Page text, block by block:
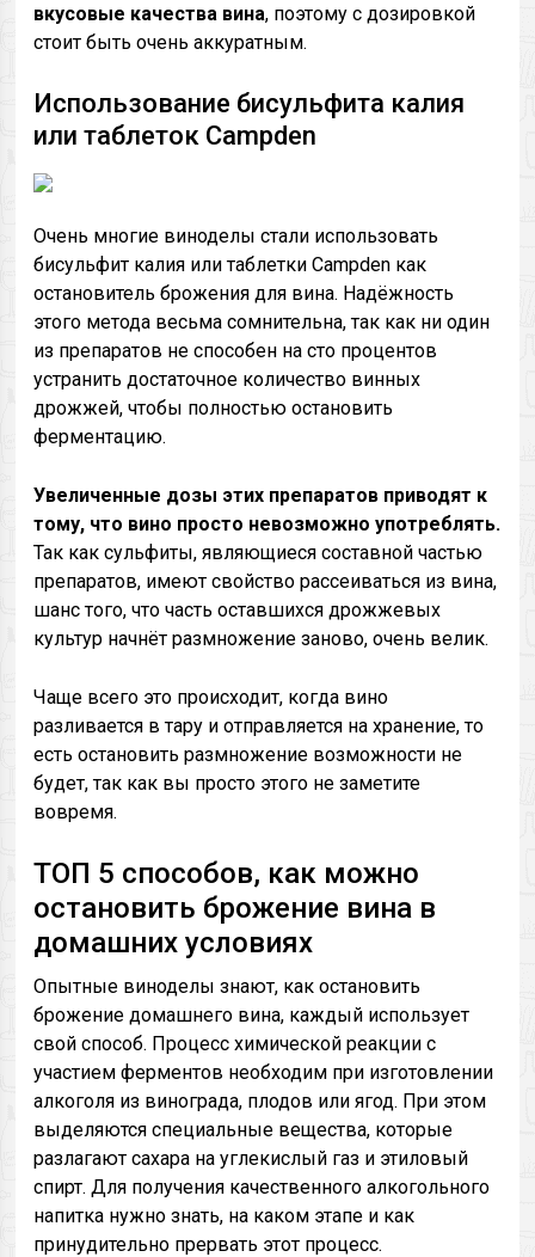
вкусовые качества вина, поэтому с дозировкой
стоит быть очень аккуратным.
Использование бисульфита калия
или таблеток Campden
Очень многие виноделы стали использовать
бисульфит калия или таблетки Campden как
остановитель брожения для вина. Надёжность
этого метода весьма сомнительна, так как ни один
из препаратов не способен на сто процентов
устранить достаточное количество винных
дрожжей, чтобы полностью остановить
ферментацию.
Увеличенные дозы этих препаратов приводят к
тому, что вино просто невозможно употреблять.
Так как сульфиты, являющиеся составной частью
препаратов, имеют свойство рассеиваться из вина,
шанс того, что часть оставшихся дрожжевых
культур начнёт размножение заново, очень велик.
Чаще всего это происходит, когда вино
разливается в тару и отправляется на хранение, то
есть остановить размножение возможности не
будет, так как вы просто этого не заметите
вовремя.
ТОП 5 способов, как можно
остановить брожение вина в
домашних условиях
Опытные виноделы знают, как остановить
брожение домашнего вина, каждый использует
свой способ. Процесс химической реакции с
участием ферментов необходим при изготовлении
алкоголя из винограда, плодов или ягод. При этом
выделяются специальные вещества, которые
разлагают сахара на углекислый газ и этиловый
спирт. Для получения качественного алкогольного
напитка нужно знать, на каком этапе и как
принудительно прервать этот процесс.